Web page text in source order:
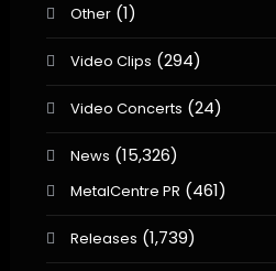
Other(1)
Video Clips (294)
Video Concerts (24)
News (15,326)
MetalCentre PR (461)
Releases (1,739)